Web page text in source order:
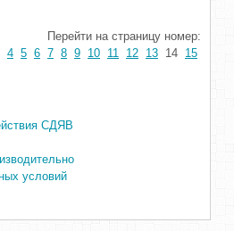
Перейти на страницу номер:
4 5 6 7 8 9 10 11 12 13 14 15
СДЯВ
условий